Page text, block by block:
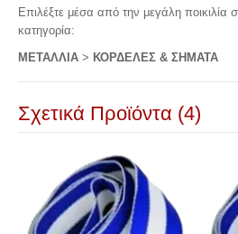
Επιλέξτε μέσα από την μεγάλη ποικιλία
κατηγορία:
ΜΕΤΑΛΛΙΑ > ΚΟΡΔΕΛΕΣ & ΣΗΜΑΤΑ
Σχετικά Προϊόντα (4)